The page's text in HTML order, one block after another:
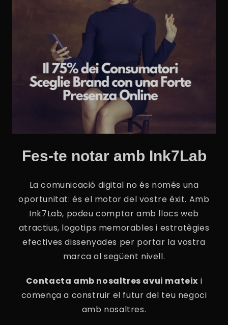
Fes-te notar amb Ink7Lab
La comunicació digital no és només una
oportunitat: és el motor del vostre èxit. Amb
Ink7Lab, podeu comptar amb llocs web
atractius, logotips memorables i estratègies
efectives dissenyades per portar la vostra
marca al següent nivell.
Contacta amb nosaltres avui mateix i
comença a construir el futur del teu negoci
amb nosaltres.